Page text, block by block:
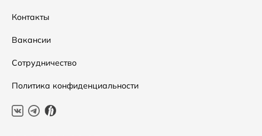
Контакты
Вакансии
Сотрудничество
Политика конфиденциальности